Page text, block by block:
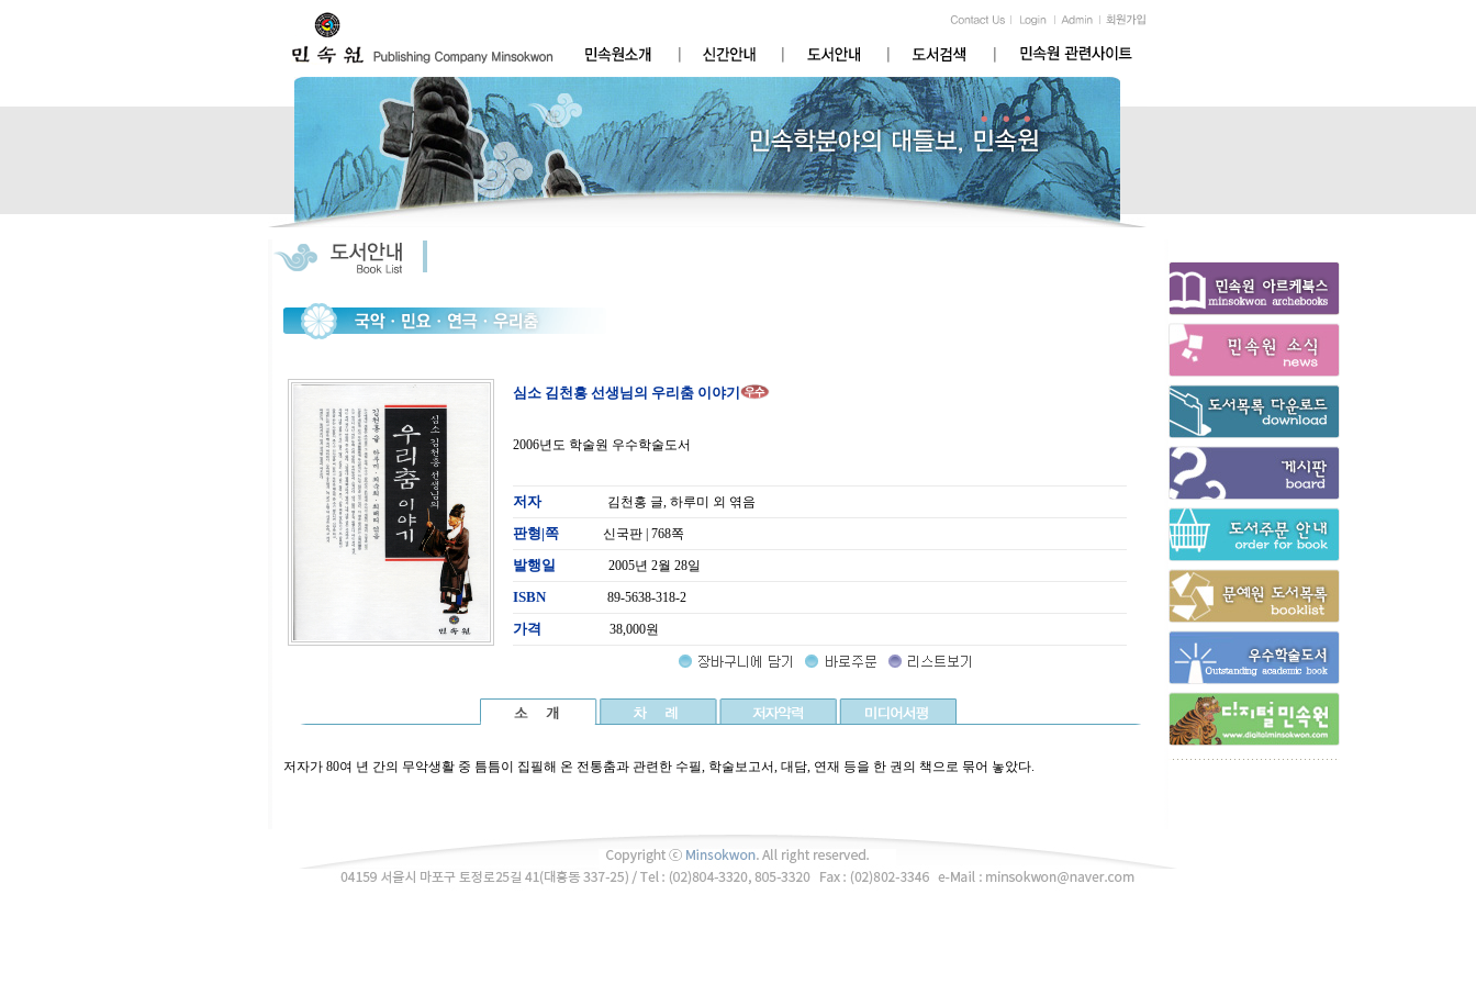
심소 김천흥 선생님의 우리춤 이야기
2006년도 학술원 우수학술도서
저자 김천홍 글, 하루미 외 엮음
판형|쪽 신국판 | 768쪽
발행일 2005년 2월 28일
ISBN 89-5638-318-2
가격 38,000원
저자가 80여 년 간의 무악생활 중 틈틈이 집필해 온 전통춤과 관련한 수필, 학술보고서, 대담, 연재 등을 한 권의 책으로 묶어 놓았다.